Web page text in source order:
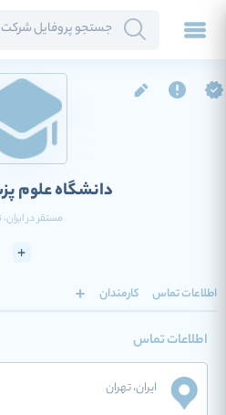
دانشگاه علوم
مستقر درایران
اطلاعات تماس کارمندان
اطلاعات تماس
ایران، تهران